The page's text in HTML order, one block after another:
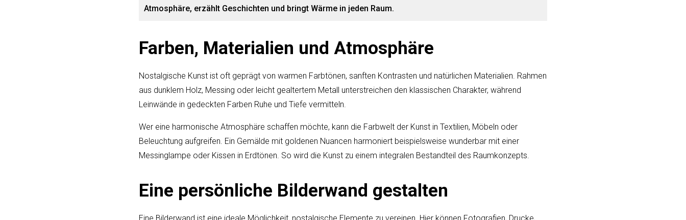
Atmosphäre, erzählt Geschichten und bringt Wärme in jeden Raum.
Farben, Materialien und Atmosphäre
Nostalgische Kunst ist oft geprägt von warmen Farbtönen, sanften Kontrasten und natürlichen Materialien. Rahmen
aus dunklem Holz, Messing oder leicht gealtertem Metall unterstreichen den klassischen Charakter, während
Leinwände in gedeckten Farben Ruhe und Tiefe vermitteln.
Wer eine harmonische Atmosphäre schaffen möchte, kann die Farbwelt der Kunst in Textilien, Möbeln oder
Beleuchtung aufgreifen. Ein Gemälde mit goldenen Nuancen harmoniert beispielsweise wunderbar mit einer
Messinglampe oder Kissen in Erdtönen. So wird die Kunst zu einem integralen Bestandteil des Raumkonzepts.
Eine persönliche Bilderwand gestalten
Eine Bilderwand ist eine ideale Möglichkeit, nostalgische Elemente zu vereinen. Hier können Fotografien, Drucke,